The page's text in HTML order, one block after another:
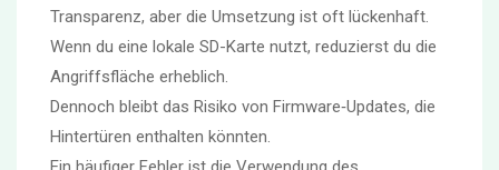
Transparenz, aber die Umsetzung ist oft lückenhaft.
Wenn du eine lokale SD-Karte nutzt, reduzierst du die
Angriffsfläche erheblich.
Dennoch bleibt das Risiko von Firmware‑Updates, die
Hintertüren enthalten könnten.